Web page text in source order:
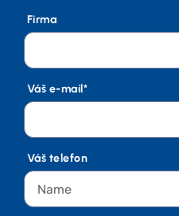
Firma
Váš e-mail*
Váš telefon